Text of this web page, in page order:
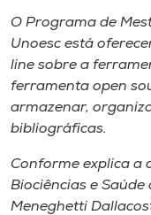
Store
Selecione
O Programa de
Unoesc está
line sobre a
ferramenta open
armazenar,
bibliográficas.
Conforme explica a
Biociências e
Meneghetti